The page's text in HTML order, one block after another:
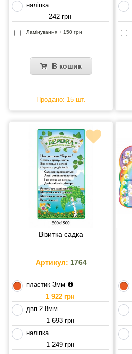
наліпка
242 грн
Ламінування + 150 грн
В кошик
Продано: 15 шт.
Візитка садка
Артикул: 1764
пластик 3мм
1 922 грн
двп 2.8мм
1 693 грн
наліпка
1 249 грн